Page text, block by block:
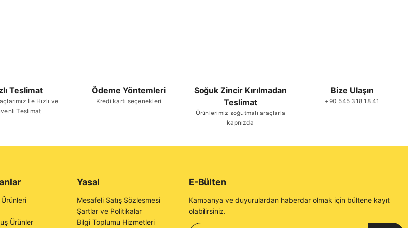
Teslimat
İle Hızlı ve
Teslimat
Ödeme Yöntemleri
Kredi kartı seçenekleri
Soğuk Zincir Kırılmadan
Teslimat
Ürünlerimiz soğutmalı araçlarla
kapnızda
Bize Ulaşın
+90 545 318 18 41
Ürünleri
Ürünler
Yasal
Mesafeli Satış Sözleşmesi
Şartlar ve Politikalar
Bilgi Toplumu Hizmetleri
E-Bülten
Kampanya ve duyurulardan haberdar olmak için bültene kayıt
olabilirsiniz.